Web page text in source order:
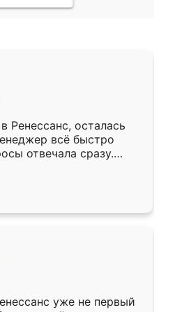
Ренессанс, осталась
всё быстро
отвечала сразу.
субботу, подошёл к
Собрали
аккуратно, даже
уже не первый